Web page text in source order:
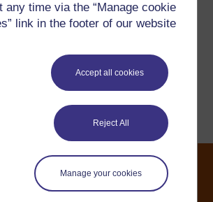
any time via the “Manage cookie
link in the footer of our website.
Accept all cookies
Reject All
Manage your cookies
يرجى الاتصال بنا هنا إذا كان لديك أي
الإبلاغ عن مشكلة